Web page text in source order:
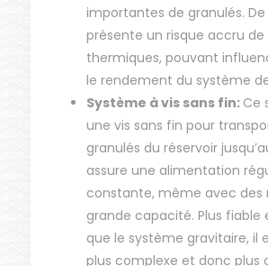
importantes de granulés. De
présente un risque accru de
thermiques, pouvant
le rendement du système
Système à vis sans fin: Ce
une vis sans fin pour
granulés du réservoir
assure une alimentation
constante, même avec des
grande capacité. Plus
que le système gravitaire, il
plus complexe et donc plus